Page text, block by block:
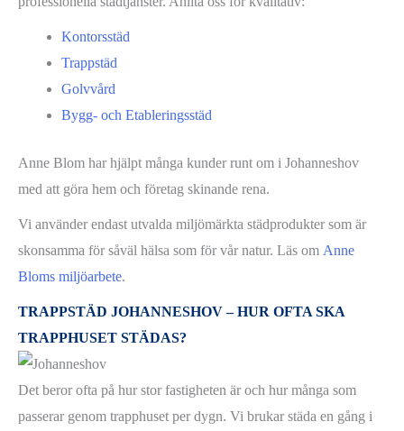
Kontorsstäd
Trappstäd
Golvvård
Bygg- och Etableringsstäd
Anne Blom har hjälpt många kunder runt om i Johanneshov
med att göra hem och företag skinande rena.
Vi använder endast utvalda miljömärkta städprodukter som är
skonsamma för såväl hälsa som för vår natur. Läs om Anne
Bloms miljöarbete.
TRAPPSTÄD JOHANNESHOV – HUR OFTA SKA
TRAPPHUSET STÄDAS?
Det beror ofta på hur stor fastigheten är och hur många som
passerar genom trapphuset per dygn. Vi brukar städa en gång i